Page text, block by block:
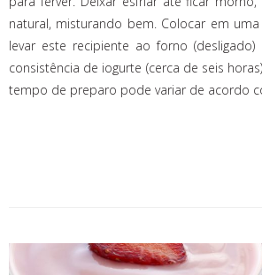
natural, misturando bem. Colocar em
levar este recipiente ao forno
consistência de iogurte (cerca de seis
tempo de preparo pode variar de acordo